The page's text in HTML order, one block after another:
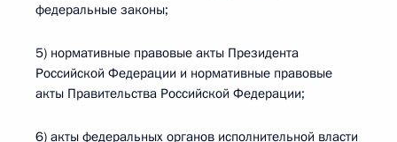
федеральные законы;
5) нормативные правовые акты Президента
Российской Федерации и нормативные правовые
акты Правительства Российской Федерации;
6) акты федеральных органов исполнительной власти